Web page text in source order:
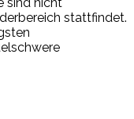
stattfindet.